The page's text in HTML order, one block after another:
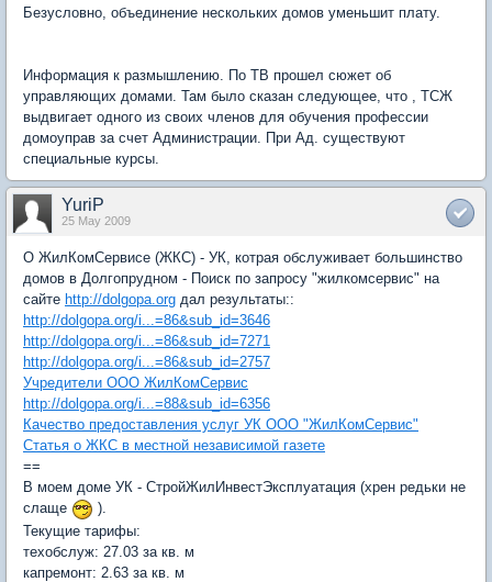
Безусловно, объединение нескольких домов уменьшит плату.
Информация к размышлению. По ТВ прошел сюжет об
управляющих домами. Там было сказан следующее, что , ТСЖ
выдвигает одного из своих членов для обучения профессии
домоуправ за счет Администрации. При Ад. существуют
специальные курсы.
YuriP
25 May 2009
О ЖилКомСервисе (ЖКС) - УК, котрая обслуживает большинство
домов в Долгопрудном - Поиск по запросу "жилкомсервис" на
сайте http://dolgopa.org дал результаты::
http://dolgopa.org/i...=86&sub_id=3646
http://dolgopa.org/i...=86&sub_id=7271
http://dolgopa.org/i...=86&sub_id=2757
Учредители ООО ЖилКомСервис
http://dolgopa.org/i...=88&sub_id=6356
Качество предоставления услуг УК ООО "ЖилКомСервис"
Статья о ЖКС в местной независимой газете
==
В моем доме УК - СтройЖилИнвестЭксплуатация (хрен редьки не
слаще
).
Текущие тарифы:
техобслуж: 27.03 за кв. м
капремонт: 2.63 за кв. м